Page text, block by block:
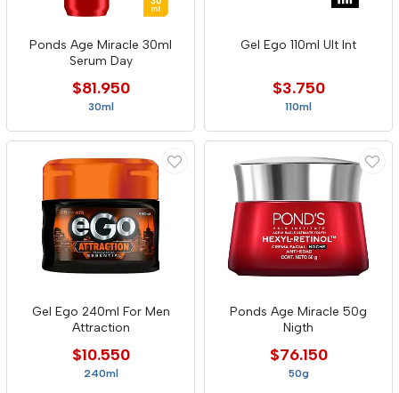
Ponds Age Miracle 30ml
Serum Day
$81.950
30ml
Gel Ego 110ml Ult Int
$3.750
110ml
Gel Ego 240ml For Men
Attraction
$10.550
240ml
Ponds Age Miracle 50g
Nigth
$76.150
50g